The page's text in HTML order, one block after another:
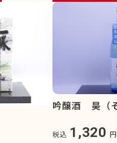
吟醸酒 昊（そ
税込 1,320 円